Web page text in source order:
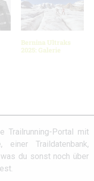
Bernina Ultraks
2025: Galerie
Trailrunning-Portal mit
Traildatenbank,
du sonst noch über